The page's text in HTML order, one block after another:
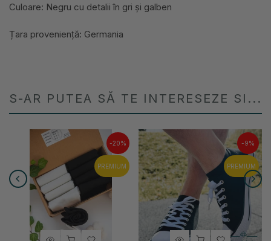
Culoare: Negru cu detalii în gri și galben
Țara proveniență: Germania
S-AR PUTEA SĂ TE INTERESEZE SI...
-20%
PREMIUM
-9%
PREMIUM